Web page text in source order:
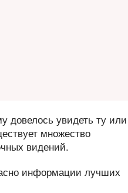
довелось увидеть ту или
множество
видений.
информации лучших